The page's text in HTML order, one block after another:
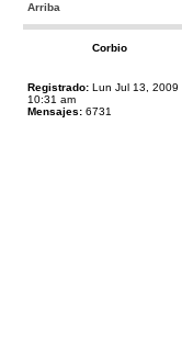
Arriba
Corbio
Registrado: Lun Jul 13, 2009
10:31 am
Mensajes: 6731